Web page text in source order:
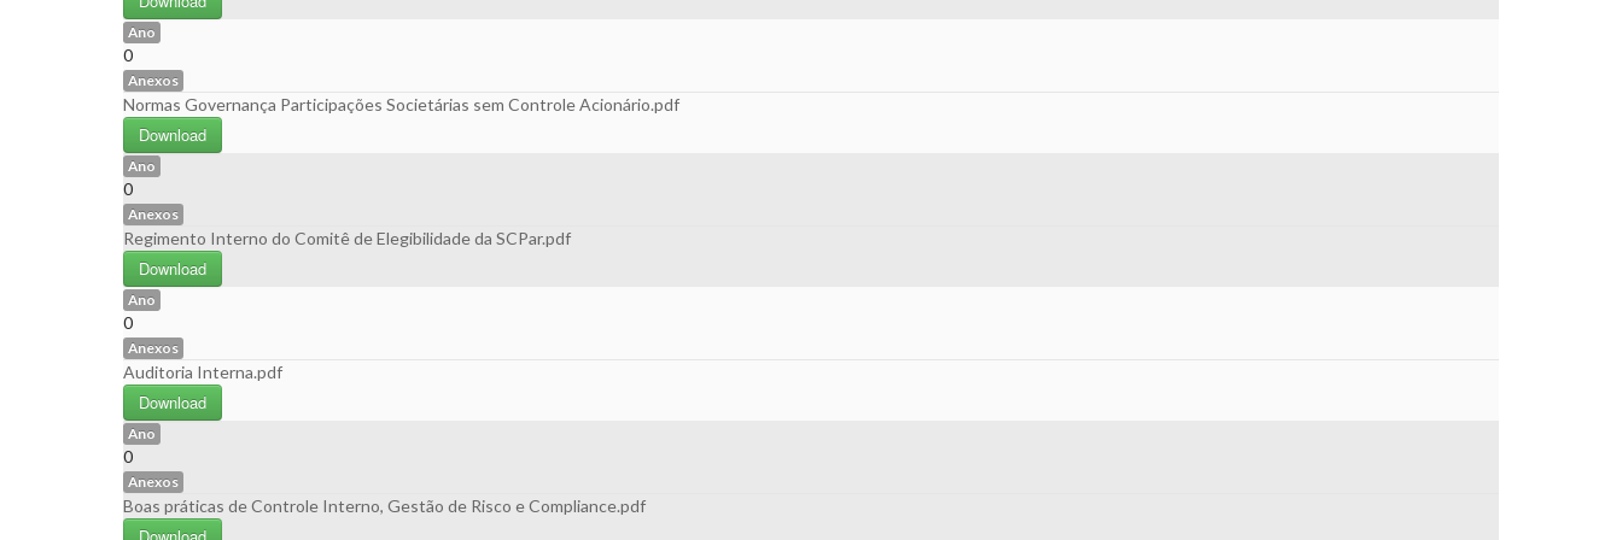
Ano
0
Anexos
Normas Governança Participações Societárias sem Controle Acionário.pdf
Download
Ano
0
Anexos
Regimento Interno do Comitê de Elegibilidade da SCPar.pdf
Download
Ano
0
Anexos
Auditoria Interna.pdf
Download
Ano
0
Anexos
Boas práticas de Controle Interno, Gestão de Risco e Compliance.pdf